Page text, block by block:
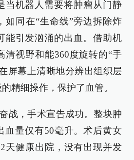
当机器人需要将肿瘤从门静
如同在“生命线”旁边拆除炸
能引发汹涌的出血。借助机
清视野和能360度旋转的“手
屏幕上清晰地分辨出组织层
精细操作，保护了血管。
战，手术宣告成功。整块肿
血量仅有50毫升。术后黄女
天健康出院，没有出现并发